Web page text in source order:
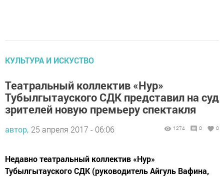
КУЛЬТУРА И ИСКУСТВО
Театральный коллектив «Нур»
Тубылгытауского СДК представил на суд
зрителей новую премьеру спектакля
автор, 25 апреля 2017 - 06:06 1274 0 0
Недавно театральный коллектив «Нур»
Тубылгытауского СДК (руководитель Айгуль Вафина,